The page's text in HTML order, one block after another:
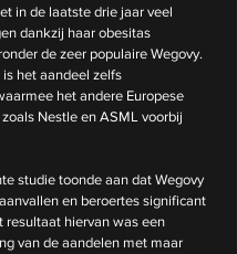
in de laatste drie jaar veel
dankzij haar obesitas
de zeer populaire Wegovy.
het aandeel zelfs
het andere Europese
Nestle en ASML voorbij
studie toonde aan dat Wegovy
en beroertes significant
resultaat hiervan was een
van de aandelen met maar